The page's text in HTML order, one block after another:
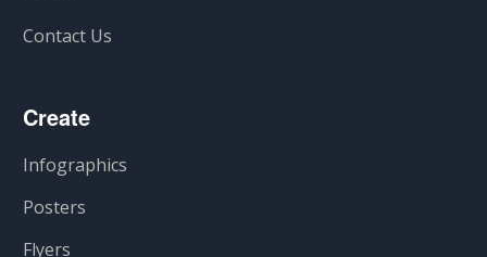
Contact Us
Create
Infographics
Posters
Flyers